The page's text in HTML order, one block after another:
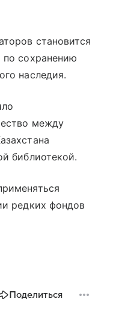
становится
по сохранению
наследия.
между
библиотекой.
редких фондов
Поделиться